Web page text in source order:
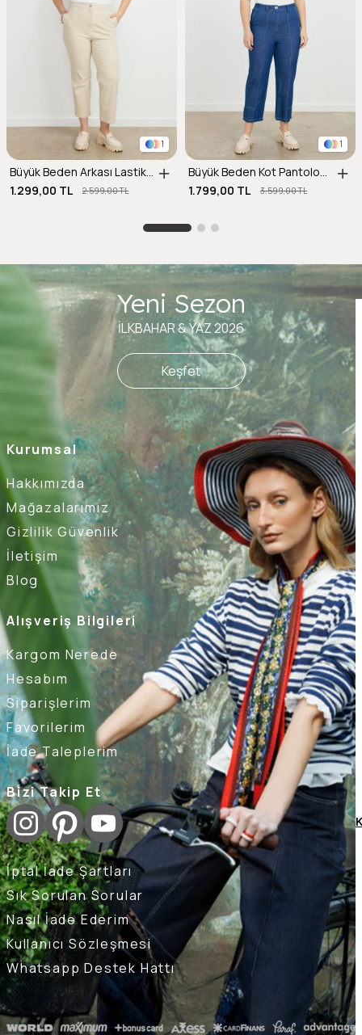
1
Büyük Beden Arkası Lastik Kot Pantolon-BEJ
1.299,00 TL
2.599,00 TL
1
Büyük Beden Kot Pantolon-LACI
1.799,00 TL
3.599,00 TL
Kurumsal
Hakkımızda
Mağazalarımız
Gizlilik Güvenlik
İletişim
Blog
Alışveriş Bilgileri
Kargom Nerede
Hesabım
Siparişlerim
Favorilerim
İade Taleplerim
Bizi Takip Et
İptal İade Şartları
Sık Sorulan Sorular
Nasıl İade Ederim
Kullanıcı Sözleşmesi
Whatsapp Destek Hattı
Yeni Sezon
İLKBAHAR & YAZ 2026
Keşfet